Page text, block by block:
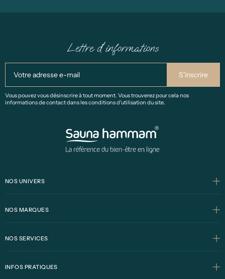
Lettre d'informations
Vous pouvez vous désinscrire à tout moment. Vous trouverez pour cela nos
informations de contact dans les conditions d'utilisation du site.
NOS UNIVERS
NOS MARQUES
NOS SERVICES
INFOS PRATIQUES